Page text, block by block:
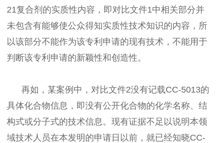
21复合剂的实质性内容，即对比文件1中相关部分并
未包含有能够使公众得知实质性技术知识的内容，所
以该部分不能作为该专利申请的现有技术，不能用于
判断该专利申请的新颖性和创造性。
再如，某案例中，对比文件2没有记载CC-5013的
具体化合物信息，即没有公开化合物的化学名称、结
构式或分子式的技术信息。现有证据不足以说明本领
域技术人员在本发明的申请日以前，就已经知晓CC-